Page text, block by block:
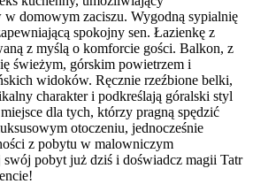
w domowym zaciszu. Wygodną sypialnię
spokojny sen. Łazienkę z
z myślą o komforcie gości. Balkon, z
świeżym, górskim powietrzem i
widoków. Ręcznie rzeźbione belki,
charakter i podkreślają góralski styl
dla tych, którzy pragną spędzić
otoczeniu, jednocześnie
z pobytu w malowniczym
swój pobyt już dziś i doświadcz magii Tatr